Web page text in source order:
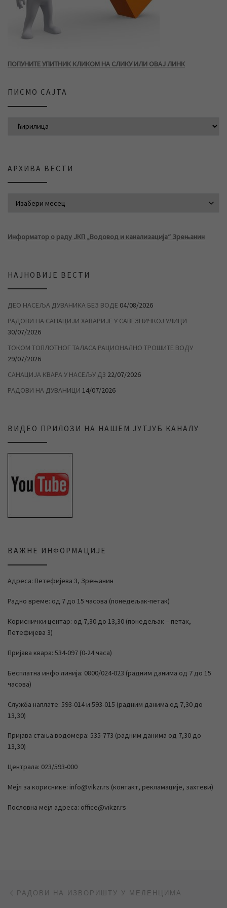
ПОПУНИТЕ УПИТНИК КЛИКОМ НА СЛИКУ ИЛИ ОВАЈ ЛИНК
ПИСМО САЈТА
АРХИВА ВЕСТИ
Информатор о раду ЈКП „Водовод и канализација“ Зрењанин
НАЈНОВИЈЕ ВЕСТИ
ДЕО НАСЕЉА ДУВАНИКА БЕЗ ВОДЕ 04/08/2026
РАДОВИ НА САНАЦИЈИ ХАВАРИЈЕ У САВЕЗНИЧКОЈ УЛИЦИ
30/07/2026
ТОКОМ ТОПЛОТНОГ ТАЛАСА РАЦИОНАЛНО ТРОШИТЕ ВОДУ
29/07/2026
САНАЦИЈА КВАРА У НАСЕЉУ Д3 22/07/2026
РАДОВИ НА ДУВАНИЦИ 14/07/2026
ВИДЕО ПРИЛОЗИ НА НАШЕМ ЈУТЈУБ КАНАЛУ
ВАЖНЕ ИНФОРМАЦИЈЕ
Адреса: Петефијева 3, Зрењанин
Радно време: од 7 до 15 часова (понедељак-петак)
Кориснички центар: од 7,30 до 13,30 (понедељак – петак,
Петефијева 3)
Пријава квара: 534-097 (0-24 часа)
Бесплатна инфо линија: 0800/024-023 (радним данима од 7 до 15
часова)
Служба наплате: 593-014 и 593-015 (радним данима од 7,30 до
13,30)
Пријава стања водомера: 535-773 (радним данима од 7,30 до
13,30)
Централа: 023/593-000
Мејл за кориснике: info@vikzr.rs (контакт, рекламације, захтеви)
Пословна мејл адреса: office@vikzr.rs
Post navigation
РАДОВИ НА ИЗВОРИШТУ У МЕЛЕНЦИМА